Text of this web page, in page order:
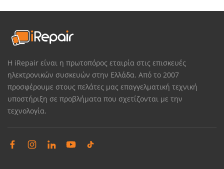
Η iRepair είναι η πρωτοπόρος εταιρία στις επισκευές
ηλεκτρονικών συσκευών στην Ελλάδα. Από το 2007
προσφέρουμε στους πελάτες μας επαγγελματική τεχνική
υποστήριξη σε προβλήματα που σχετίζονται με την
τεχνολογία.